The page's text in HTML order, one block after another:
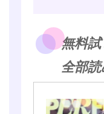
無料
全部